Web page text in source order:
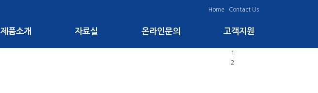
Home Contact Us
제품소개 자료실 온라인문의 고객지원
1
2